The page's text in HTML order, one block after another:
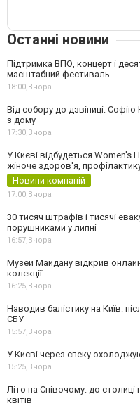
Останні новини
Підтримка ВПО, концерт і
масштабний фестиваль
18:00, Вчора
Від собору до дзвіниці:
з дому
17:30, Вчора
У Києві відбудеться Women's
жіноче здоров'я,
Новини компаній
17:00, Вчора
30 тисяч штрафів і тисячі
порушниками у липні
16:57, Вчора
Музей Майдану відкрив
колекції
16:25, Вчора
Наводив балістику на Київ:
СБУ
15:57, Вчора
У Києві через спеку
15:25, Вчора
Літо на Співочому: до
квітів